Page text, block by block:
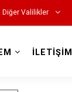
Diğer Valilikler
İLETİŞİM